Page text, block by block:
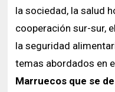
la sociedad, la salud
cooperación sur-sur,
la seguridad
temas abordados en
Marruecos que se